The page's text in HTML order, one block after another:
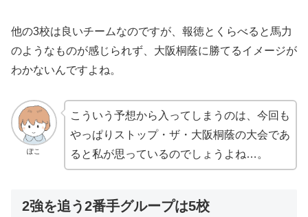
他の3校は良いチームなのですが、報徳とくらべると馬力
のようなものが感じられず、大阪桐蔭に勝てるイメージが
わかないんですよね。
ぽこ
こういう予想から入ってしまうのは、今回も
やっぱりストップ・ザ・大阪桐蔭の大会であ
ると私が思っているのでしょうよね…。
2強を追う2番手グループは5校